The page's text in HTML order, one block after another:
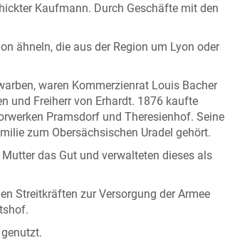
Kaufmann. Durch Geschäfte mit den
ähneln, die aus der Region um Lyon oder
waren Kommerzienrat Louis Bacher
und Freiherr von Erhardt. 1876 kaufte
Pramsdorf und Theresienhof. Seine
zum Obersächsischen Uradel gehört.
das Gut und verwalteten dieses als
Streitkräften zur Versorgung der Armee